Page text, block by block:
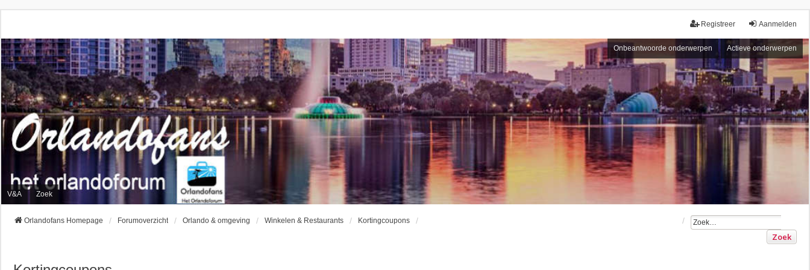
Aanmelden
Registreer
Onbeantwoorde onderwerpen Actieve onderwerpen
V&A Zoek
Orlandofans Homepage Forumoverzicht Orlando & omgeving Winkelen & Restaurants Kortingcoupons
Zoek